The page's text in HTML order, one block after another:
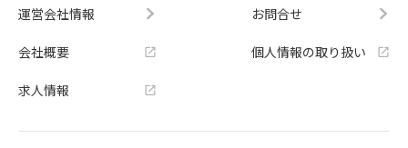
運営会社情報
会社概要
求人情報
お問合せ
個人情報の取り扱い